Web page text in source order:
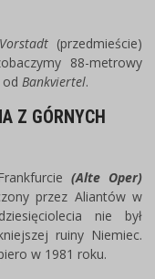
Vorstadt(przedmieście)
88-metrowy
odBankviertel.
Z GÓRNYCH
(Alte Oper)
przez Aliantów w
nie był
ruiny Niemiec.
w 1981 roku.